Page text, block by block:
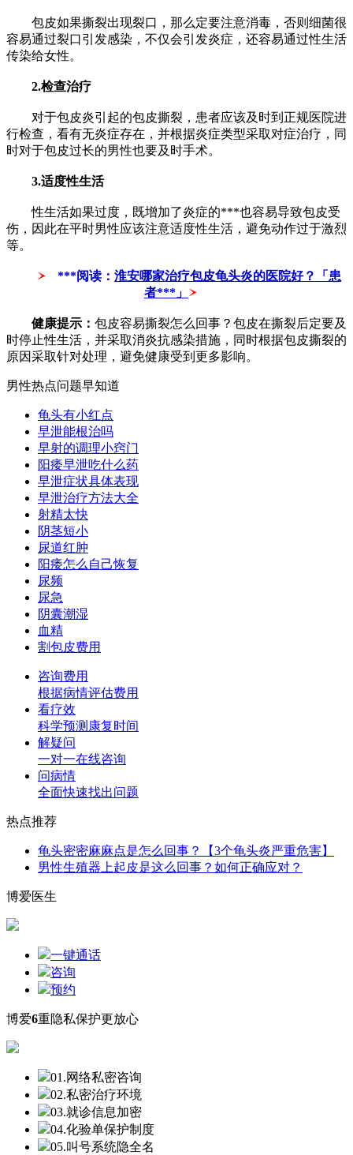
包皮如果撕裂出现裂口，那么定要注意消毒，否则细菌很
容易通过裂口引发感染，不仅会引发炎症，还容易通过性生活
传染给女性。
2.检查治疗
对于包皮炎引起的包皮撕裂，患者应该及时到正规医院进
行检查，看有无炎症存在，并根据炎症类型采取对症治疗，同
时对于包皮过长的男性也要及时手术。
3.适度性生活
性生活如果过度，既增加了炎症的***也容易导致包皮受
伤，因此在平时男性应该注意适度性生活，避免动作过于激烈
等。
***阅读： 淮安哪家治疗包皮龟头炎的医院好？「患
者***」
健康提示： 包皮容易撕裂怎么回事？包皮在撕裂后定要及
时停止性生活，并采取消炎抗感染措施，同时根据包皮撕裂的
原因采取针对处理，避免健康受到更多影响。
男性热点问题早知道
龟头有小红点
早泄能根治吗
早射的调理小窍门
阳痿早泄吃什么药
早泄症状具体表现
早泄治疗方法大全
射精太快
阴茎短小
尿道红肿
阳痿怎么自己恢复
尿频
尿急
阴囊潮湿
血精
割包皮费用
咨询费用
根据病情评估费用
看疗效
科学预测康复时间
解疑问
一对一在线咨询
问病情
全面快速找出问题
热点推荐
龟头密密麻麻点是怎么回事？【3个龟头炎严重危害】
男性生殖器上起皮是这么回事？如何正确应对？
博爱医生
一键通话
咨询
预约
博爱6重隐私保护更放心
01.网络私密咨询
02.私密治疗环境
03.就诊信息加密
04.化验单保护制度
05.叫号系统隐全名